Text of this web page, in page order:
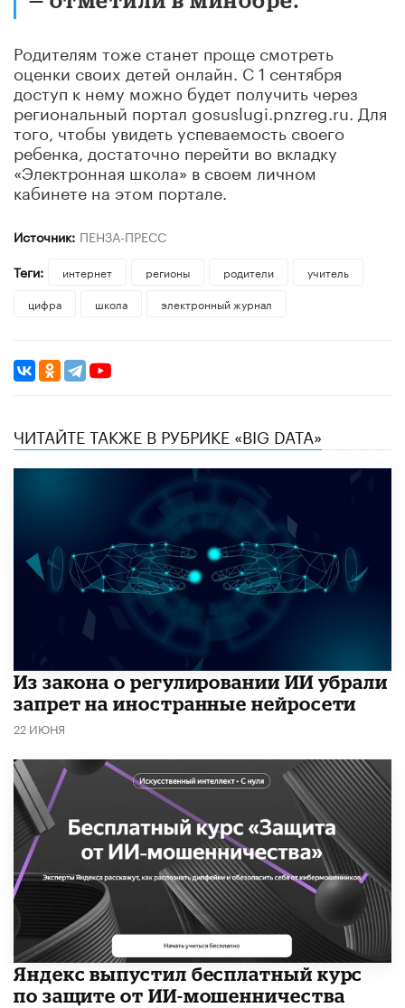
Родителям тоже станет проще смотреть
оценки своих детей онлайн. С 1 сентября
доступ к нему можно будет получить через
региональный портал gosuslugi.pnzreg.ru. Для
того, чтобы увидеть успеваемость своего
ребенка, достаточно перейти во вкладку
«Электронная школа» в своем личном
кабинете на этом портале.
Источник: ПЕНЗА-ПРЕСС
Теги:
интернет регионы родители
учитель
цифра
школа электронный журнал
ЧИТАЙТЕ ТАКЖЕ В РУБРИКЕ «BIG DATA»
Из закона о регулировании ИИ убрали
запрет на иностранные нейросети
22 ИЮНЯ
​Яндекс выпустил бесплатный курс
по защите от ИИ-мошенничества